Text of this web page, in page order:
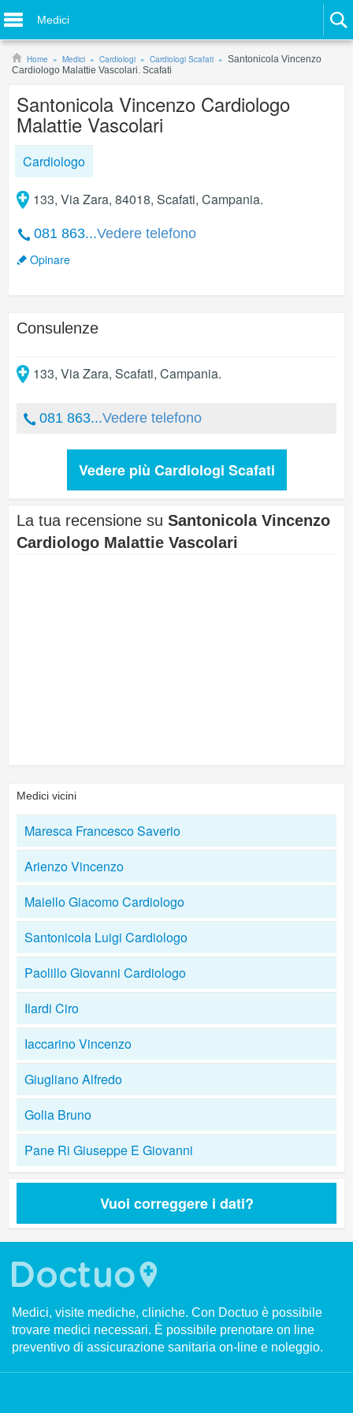
Medici
Home Medici Cardiologi Cardiologi Scafati
Santonicola Vincenzo
Cardiologo Malattie Vascolari. Scafati
Santonicola Vincenzo Cardiologo
Malattie Vascolari
Cardiologo
133, Via Zara, 84018, Scafati, Campania.
081 863...Vedere telefono
Opinare
Consulenze
133, Via Zara, Scafati, Campania.
081 863...Vedere telefono
Vedere più Cardiologi Scafati
La tua recensione su Santonicola Vincenzo
Cardiologo Malattie Vascolari
Medici vicini
Maresca Francesco Saverio
Arienzo Vincenzo
Maiello Giacomo Cardiologo
Santonicola Luigi Cardiologo
Paolillo Giovanni Cardiologo
Ilardi Ciro
Iaccarino Vincenzo
Giugliano Alfredo
Golia Bruno
Pane Ri Giuseppe E Giovanni
Vuoi correggere i dati?
Medici, visite mediche, cliniche. Con Doctuo è possibile
trovare medici necessari. È possibile prenotare on line
preventivo di assicurazione sanitaria on-line e noleggio.